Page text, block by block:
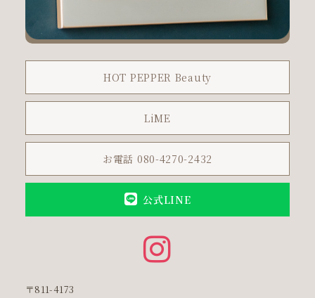
HOT PEPPER Beauty
LiME
お電話 080-4270-2432
公式LINE
〒811-4173